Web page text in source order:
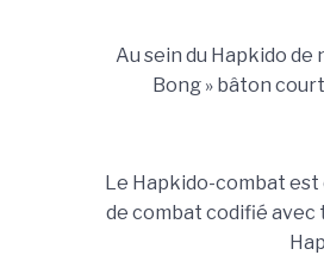
Au sein du Hapkido
Bong » bâton
Le Hapkido-combat est
de combat codifié avec